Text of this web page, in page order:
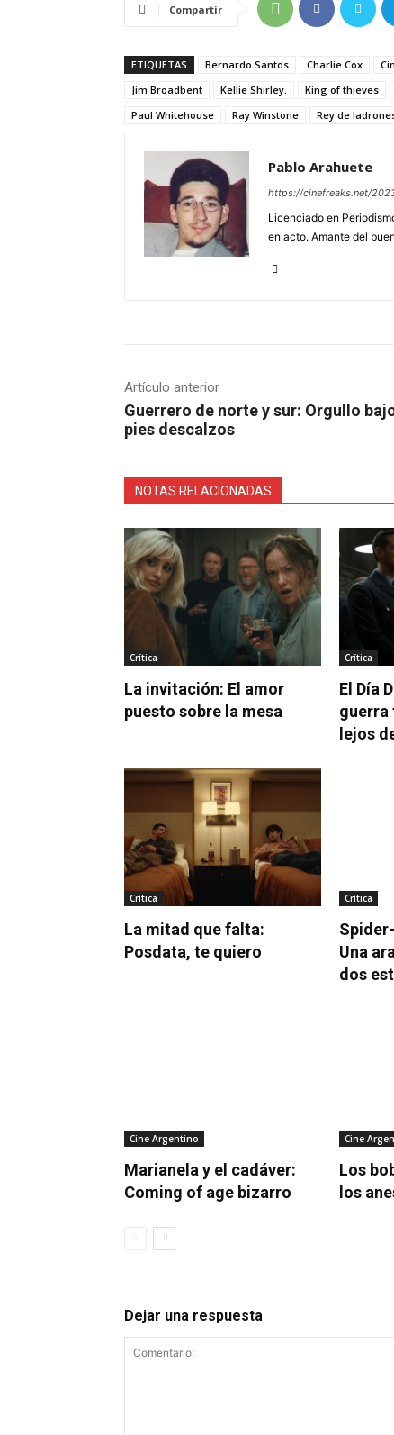
Compartir
ETIQUETAS Bernardo Santos Charlie Cox
Jim Broadbent
Kellie Shirley. King of thieves
Paul Whitehouse
Ray Winstone Rey de
Pablo Arahuete
https://cinefreaks.net/
Licenciado en
en acto. Amante del
Artículo anterior
Guerrero de norte y sur: Orgullo
pies descalzos
NOTAS RELACIONADAS
Crítica
La invitación: El amor
puesto sobre la mesa
Crítica
El Día
guerra
lejos
Crítica
La mitad que falta:
Posdata, te quiero
Crítica
Una
dos
Cine Argentino
Marianela y el cadáver:
Coming of age bizarro
Cine
Los
los
Dejar una respuesta